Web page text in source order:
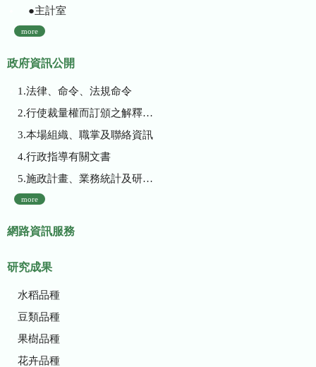
●主計室
more
政府資訊公開
1.法律、命令、法規命令
2.行使裁量權而訂頒之解釋性規定及裁量基準
3.本場組織、職掌及聯絡資訊
4.行政指導有關文書
5.施政計畫、業務統計及研究報告
more
網路資訊服務
研究成果
水稻品種
豆類品種
果樹品種
花卉品種